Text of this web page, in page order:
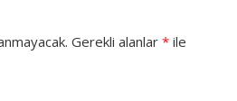
Gerekli alanlar * ile